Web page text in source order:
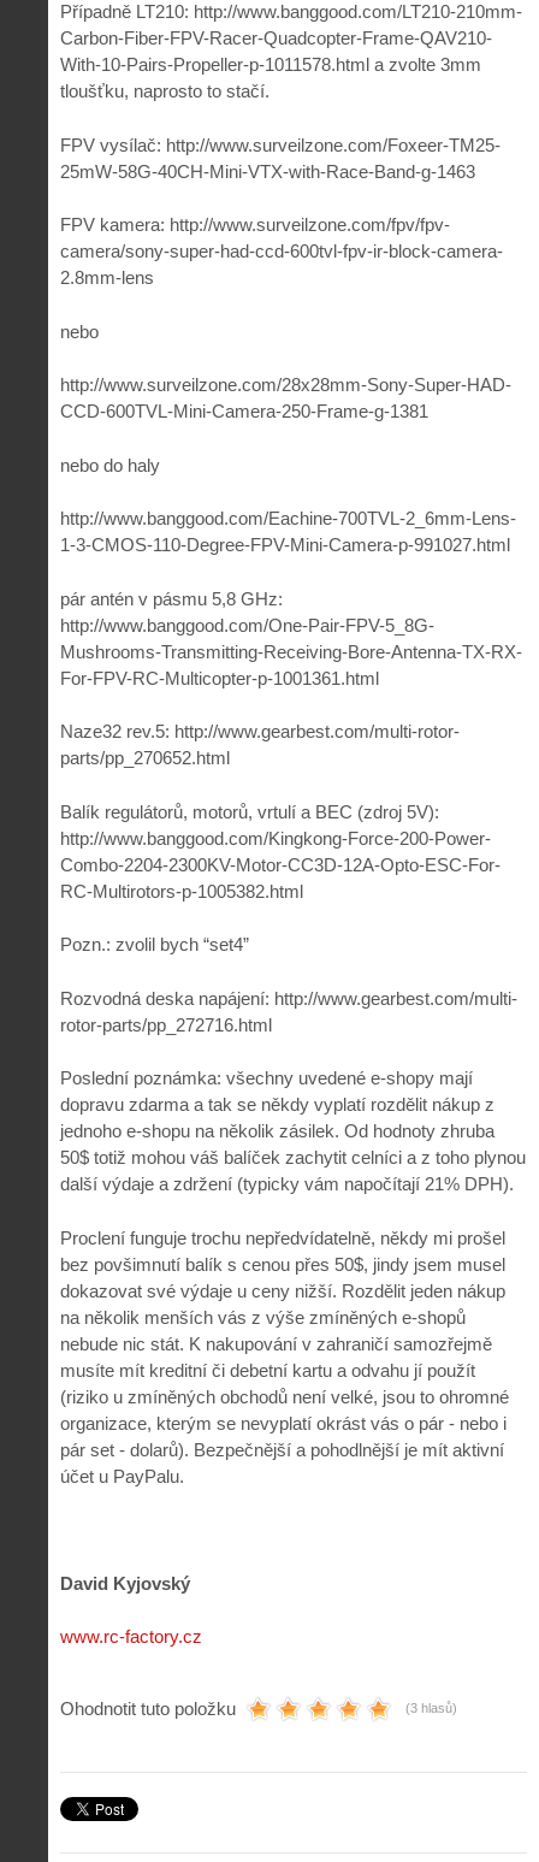
Případně LT210: http://www.banggood.com/LT210-210mm-
Carbon-Fiber-FPV-Racer-Quadcopter-Frame-QAV210-
With-10-Pairs-Propeller-p-1011578.html a zvolte 3mm
tloušťku, naprosto to stačí.
FPV vysílač: http://www.surveilzone.com/Foxeer-TM25-
25mW-58G-40CH-Mini-VTX-with-Race-Band-g-1463
FPV kamera: http://www.surveilzone.com/fpv/fpv-
camera/sony-super-had-ccd-600tvl-fpv-ir-block-camera-
2.8mm-lens
nebo
http://www.surveilzone.com/28x28mm-Sony-Super-HAD-
CCD-600TVL-Mini-Camera-250-Frame-g-1381
nebo do haly
http://www.banggood.com/Eachine-700TVL-2_6mm-Lens-
1-3-CMOS-110-Degree-FPV-Mini-Camera-p-991027.html
pár antén v pásmu 5,8 GHz:
http://www.banggood.com/One-Pair-FPV-5_8G-
Mushrooms-Transmitting-Receiving-Bore-Antenna-TX-RX-
For-FPV-RC-Multicopter-p-1001361.html
Naze32 rev.5: http://www.gearbest.com/multi-rotor-
parts/pp_270652.html
Balík regulátorů, motorů, vrtulí a BEC (zdroj 5V):
http://www.banggood.com/Kingkong-Force-200-Power-
Combo-2204-2300KV-Motor-CC3D-12A-Opto-ESC-For-
RC-Multirotors-p-1005382.html
Pozn.: zvolil bych “set4”
Rozvodná deska napájení: http://www.gearbest.com/multi-
rotor-parts/pp_272716.html
Poslední poznámka: všechny uvedené e-shopy mají
dopravu zdarma a tak se někdy vyplatí rozdělit nákup z
jednoho e-shopu na několik zásilek. Od hodnoty zhruba
50$ totiž mohou váš balíček zachytit celníci a z toho plynou
další výdaje a zdržení (typicky vám napočítají 21% DPH).
Proclení funguje trochu nepředvídatelně, někdy mi prošel
bez povšimnutí balík s cenou přes 50$, jindy jsem musel
dokazovat své výdaje u ceny nižší. Rozdělit jeden nákup
na několik menších vás z výše zmíněných e-shopů
nebude nic stát. K nakupování v zahraničí samozřejmě
musíte mít kreditní či debetní kartu a odvahu jí použít
(riziko u zmíněných obchodů není velké, jsou to ohromné
organizace, kterým se nevyplatí okrást vás o pár - nebo i
pár set - dolarů). Bezpečnější a pohodlnější je mít aktivní
účet u PayPalu.
David Kyjovský
www.rc-factory.cz
Ohodnotit tuto položku (3 hlasů)